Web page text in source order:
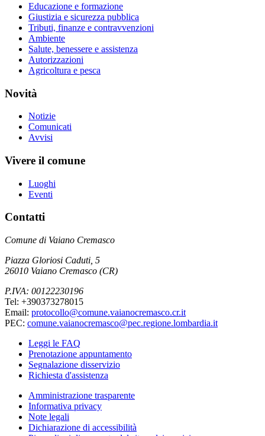
Educazione e formazione
Giustizia e sicurezza pubblica
Tributi, finanze e contravvenzioni
Ambiente
Salute, benessere e assistenza
Autorizzazioni
Agricoltura e pesca
Novità
Notizie
Comunicati
Avvisi
Vivere il comune
Luoghi
Eventi
Contatti
Comune di Vaiano Cremasco
Piazza Gloriosi Caduti, 5
26010 Vaiano Cremasco (CR)
P.IVA: 00122230196
Tel: +390373278015
Email: protocollo@comune.vaianocremasco.cr.it
PEC: comune.vaianocremasco@pec.regione.lombardia.it
Leggi le FAQ
Prenotazione appuntamento
Segnalazione disservizio
Richiesta d'assistenza
Amministrazione trasparente
Informativa privacy
Note legali
Dichiarazione di accessibilità